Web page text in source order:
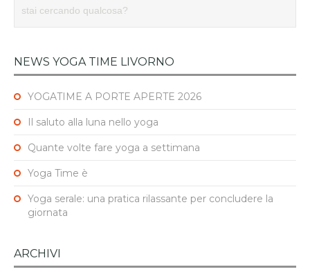
NEWS YOGA TIME LIVORNO
YOGATIME A PORTE APERTE 2026
Il saluto alla luna nello yoga
Quante volte fare yoga a settimana
Yoga Time è
Yoga serale: una pratica rilassante per concludere la
giornata
ARCHIVI